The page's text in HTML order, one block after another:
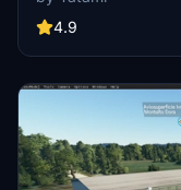
Superga, and more.
scenery with no FPS
4.9